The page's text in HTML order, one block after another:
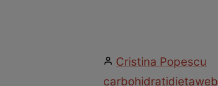
Cristina Popescu
carbohidratidietaweb